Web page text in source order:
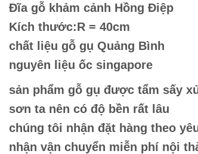
Đĩa gỗ khảm cảnh Hồng Điệp
Kích thước:R = 40cm
chất liệu gỗ gụ Quảng Bình
nguyên liệu ốc singapore
sản phẩm gỗ gụ được tẩm sấy
sơn ta nên có độ bền rất lâu
chúng tôi nhận đặt hàng theo
nhận vận chuyển miễn phí nội